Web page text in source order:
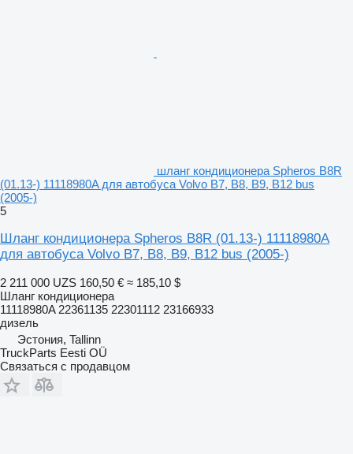
шланг кондиционера Spheros B8R
(01.13-) 11118980A для автобуса Volvo B7, B8, B9, B12 bus
(2005-)
5
Шланг кондиционера Spheros B8R (01.13-) 11118980A
для автобуса Volvo B7, B8, B9, B12 bus (2005-)
2 211 000 UZS 160,50 € ≈ 185,10 $
Шланг кондиционера
11118980A 22361135 22301112 23166933
дизель
Эстония, Tallinn
TruckParts Eesti OÜ
Связаться с продавцом